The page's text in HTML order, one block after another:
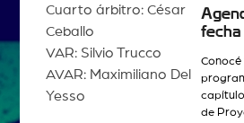
Cuarto árbitro: César
Ceballo
VAR: Silvio Trucco
AVAR: Maximiliano Del
Yesso
fecha
de